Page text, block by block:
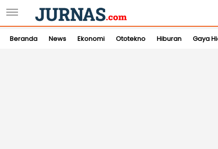
Beranda News Ekonomi Ototekno Hiburan Gaya